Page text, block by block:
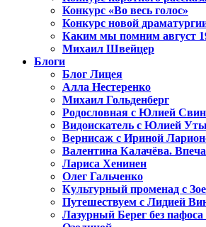
Конкурс «Во весь голос»
Конкурс новой
Каким мы помним август
Михаил Швейцер
Блоги
Блог Лицея
Алла Нестеренко
Михаил Гольденберг
Родословная с Юлией
Видоискатель с Юлией
Вернисаж с Ириной
Валентина Калачёва.
Лариса Хенинен
Олег Гальченко
Культурный променад с
Путешествуем с Лидией
Лазурный Берег без